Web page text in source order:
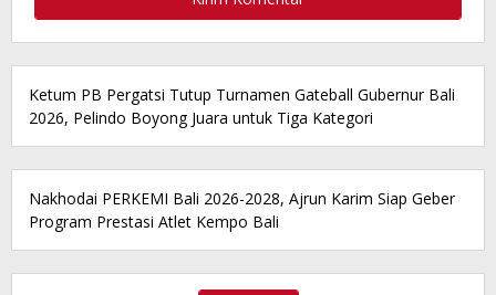
Ketum PB Pergatsi Tutup Turnamen Gateball Gubernur Bali
2026, Pelindo Boyong Juara untuk Tiga Kategori
Nakhodai PERKEMI Bali 2026-2028, Ajrun Karim Siap Geber
Program Prestasi Atlet Kempo Bali